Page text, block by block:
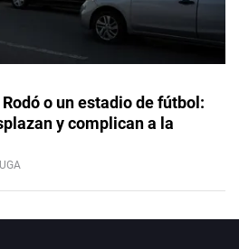
o un estadio de fútbol:
y complican a la